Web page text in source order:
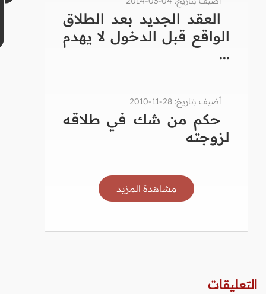
العقد الجديد بعد الطلاق
الواقع قبل الدخول لا يهدم
...
أضيف بتاريخ: 28-11-2010
حكم من شك في طلاقه
لزوجته
مشاهدة المزيد
التعليقات